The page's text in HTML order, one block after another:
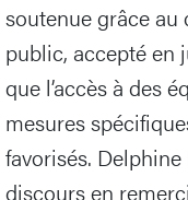
soutenue grâce
public, accepté en
que l’accès à des
mesures
favorisés.
discours en